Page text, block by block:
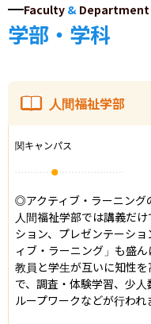
Faculty & Department
学部・学科
人間福祉学部
関キャンパス
◎アクティブ・ラーニング
人間福祉学部では講義だ
ション、プレゼンテーシ
ィブ・ラーニング」も盛ん
教員と学生が互いに知性
で、調査・体験学習、少
ループワークなどが行われ